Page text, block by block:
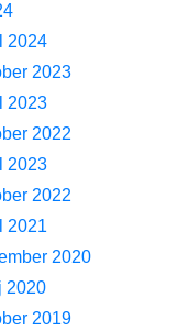
2024
2023
2023
2022
2023
2022
2021
2020
2020
2019